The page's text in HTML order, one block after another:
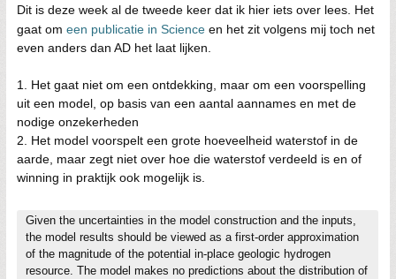
Dit is deze week al de tweede keer dat ik hier iets over lees. Het
gaat om een publicatie in Science en het zit volgens mij toch net
even anders dan AD het laat lijken.
1. Het gaat niet om een ontdekking, maar om een voorspelling
uit een model, op basis van een aantal aannames en met de
nodige onzekerheden
2. Het model voorspelt een grote hoeveelheid waterstof in de
aarde, maar zegt niet over hoe die waterstof verdeeld is en of
winning in praktijk ook mogelijk is.
Given the uncertainties in the model construction and the inputs,
the model results should be viewed as a first-order approximation
of the magnitude of the potential in-place geologic hydrogen
resource. The model makes no predictions about the distribution of